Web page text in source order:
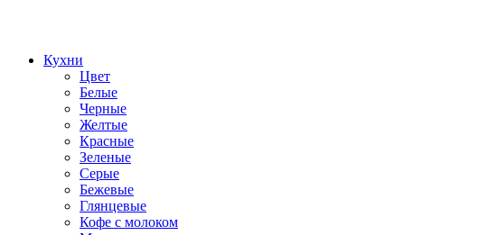
Кухни
Цвет
Белые
Черные
Желтые
Красные
Зеленые
Серые
Бежевые
Глянцевые
Кофе с молоком